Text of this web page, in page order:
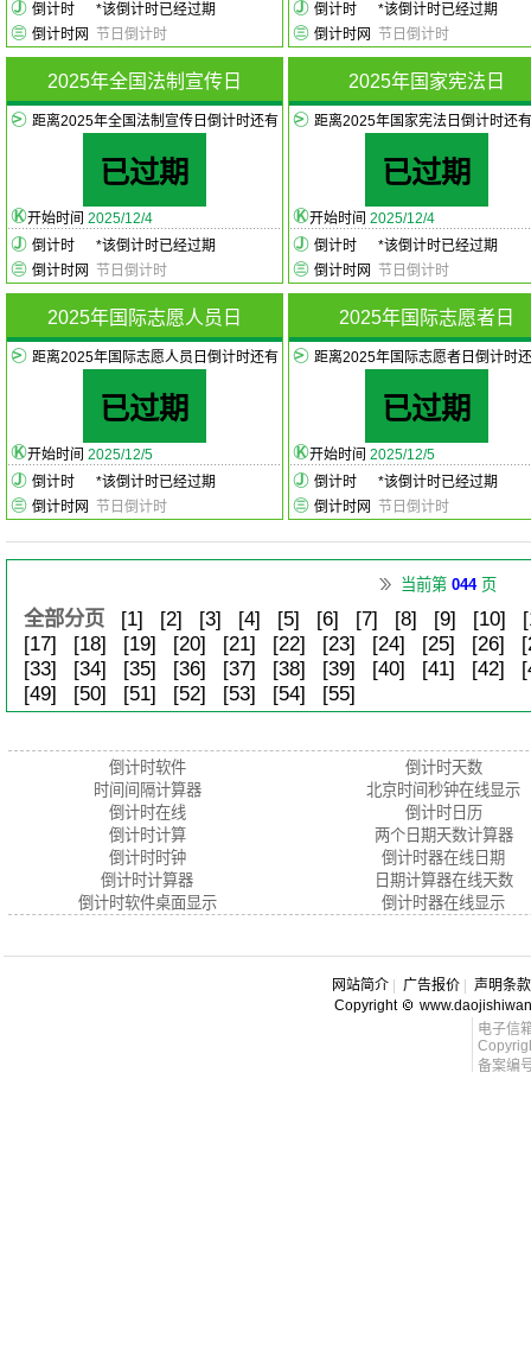
倒计时
*该倒计时已经过期
倒计时网
节日倒计时
倒计时
*该倒计时已经过期
倒计时网
节日倒计时
2025年全国法制宣传日
距离2025年全国法制宣传日倒计时还有
已过期
开始时间 2025/12/4
倒计时
*该倒计时已经过期
倒计时网
节日倒计时
2025年国家宪法日
距离2025年国家宪法日倒计时还有
已过期
开始时间 2025/12/4
倒计时
*该倒计时已经过期
倒计时网
节日倒计时
2025年国际志愿人员日
距离2025年国际志愿人员日倒计时还有
已过期
开始时间 2025/12/5
倒计时
*该倒计时已经过期
倒计时网
节日倒计时
2025年国际志愿者日
距离2025年国际志愿者日倒计时
已过期
开始时间 2025/12/5
倒计时
*该倒计时已经过期
倒计时网
节日倒计时
当前第 044 页
全部分页 [1] [2] [3] [4] [5] [6] [7] [8] [9] [10]
[17]
[18] [19] [20] [21] [22] [23] [24] [25] [26]
[33]
[34] [35] [36] [37] [38] [39] [40] [41] [42]
[49]
[50] [51] [52] [53] [54] [55]
倒计时软件
时间间隔计算器
倒计时在线
倒计时计算
倒计时时钟
倒计时计算器
倒计时软件桌面显示
倒计时天数
北京时间秒钟在线显示
倒计时日历
两个日期天数计算器
倒计时器在线日期
日期计算器在线天数
倒计时器在线显示
网站简介 广告报价
声明条款
Copyright
电子信
备案编